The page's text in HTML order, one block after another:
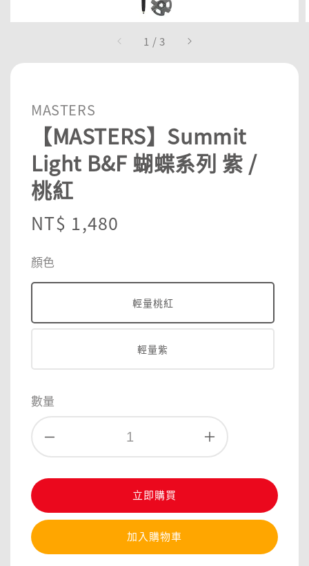
1 /3
MASTERS
【MASTERS】Summit
Light B&F 蝴蝶系列 紫 /
桃紅
Regular
NT$ 1,480
顏色
輕量桃紅
輕量紫
數量
立即購買
加入購物車